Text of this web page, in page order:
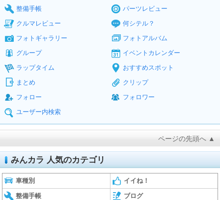
整備手帳
パーツレビュー
クルマレビュー
何シテル？
フォトギャラリー
フォトアルバム
グループ
イベントカレンダー
ラップタイム
おすすめスポット
まとめ
クリップ
フォロー
フォロワー
ユーザー内検索
ページの先頭へ ▲
みんカラ 人気のカテゴリ
車種別 イイね！
整備手帳 ブログ